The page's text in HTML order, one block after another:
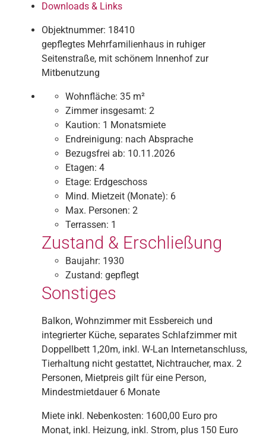
Downloads & Links
Objektnummer: 18410
gepflegtes Mehrfamilienhaus in ruhiger
Seitenstraße, mit schönem Innenhof zur
Mitbenutzung
Wohnfläche: 35 m²
Zimmer insgesamt: 2
Kaution: 1 Monatsmiete
Endreinigung: nach Absprache
Bezugsfrei ab: 10.11.2026
Etagen: 4
Etage: Erdgeschoss
Mind. Mietzeit (Monate): 6
Max. Personen: 2
Terrassen: 1
Zustand & Erschließung
Baujahr: 1930
Zustand: gepflegt
Sonstiges
Balkon, Wohnzimmer mit Essbereich und
integrierter Küche, separates Schlafzimmer mit
Doppellbett 1,20m, inkl. W-Lan Internetanschluss,
Tierhaltung nicht gestattet, Nichtraucher, max. 2
Personen, Mietpreis gilt für eine Person,
Mindestmietdauer 6 Monate
Miete inkl. Nebenkosten: 1600,00 Euro pro
Monat, inkl. Heizung, inkl. Strom, plus 150 Euro